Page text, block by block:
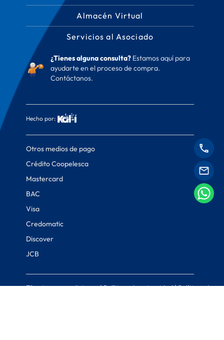
Almacén Virtual
Servicios al Asociado
¿Tienes alguna consulta?Estamos aquí para
ayudarte en el proceso de compra.
Contáctanos.
Hecho por:
Otros medios de pago
Crédito Coopelesca
Mastercard
BAC
Visa
Credomatic
Discover
JCB
Términos y condiciones|Políticas de privacidad|Políticas de